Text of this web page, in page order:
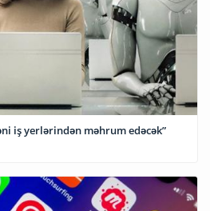
iş yerlərindən məhrum edəcək”